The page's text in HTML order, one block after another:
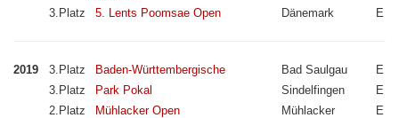
3.Platz 5. Lents Poomsae Open Dänemark E
2019 3.Platz Baden-Württembergische Bad Saulgau
E
3.Platz
Park Pokal Sindelfingen
E
2.Platz
Mühlacker Open Mühlacker
E